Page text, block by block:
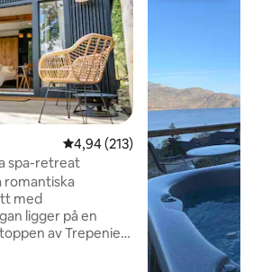
4,94 av 5 i genomsnittligt
4,94 (213)
spa-retreat
romantiska
med
ligger på en
av Trepenier